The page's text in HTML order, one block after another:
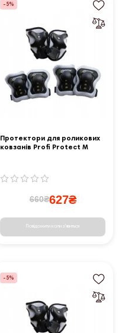
-5%
Протектори для роликових
ковзанів Profi Protect M
660₴627₴
Повідомити коли з'явиться
-5%